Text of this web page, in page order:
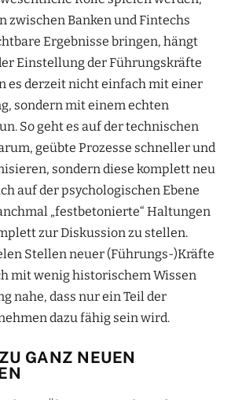
zwischen Banken und Fintechs
Ergebnisse bringen, hängt
Einstellung der Führungskräfte
es derzeit nicht einfach mit einer
sondern mit einem echten
So geht es auf der technischen
geübte Prozesse schneller und
sondern diese komplett neu
auf der psychologischen Ebene
„festbetonierte“ Haltungen
zur Diskussion zu stellen.
Stellen neuer (Führungs-)Kräfte
mit wenig historischem Wissen
nahe, dass nur ein Teil der
dazu fähig sein wird.
GANZ NEUEN